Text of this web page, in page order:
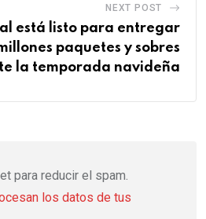
NEXT POST
está listo para entregar
paquetes y sobres
la temporada navideña
para reducir el spam.
los datos de tus